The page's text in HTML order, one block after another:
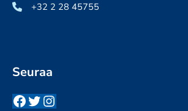
+32 2 28 45755
Seuraa
Facebook
Twitter
Instagram